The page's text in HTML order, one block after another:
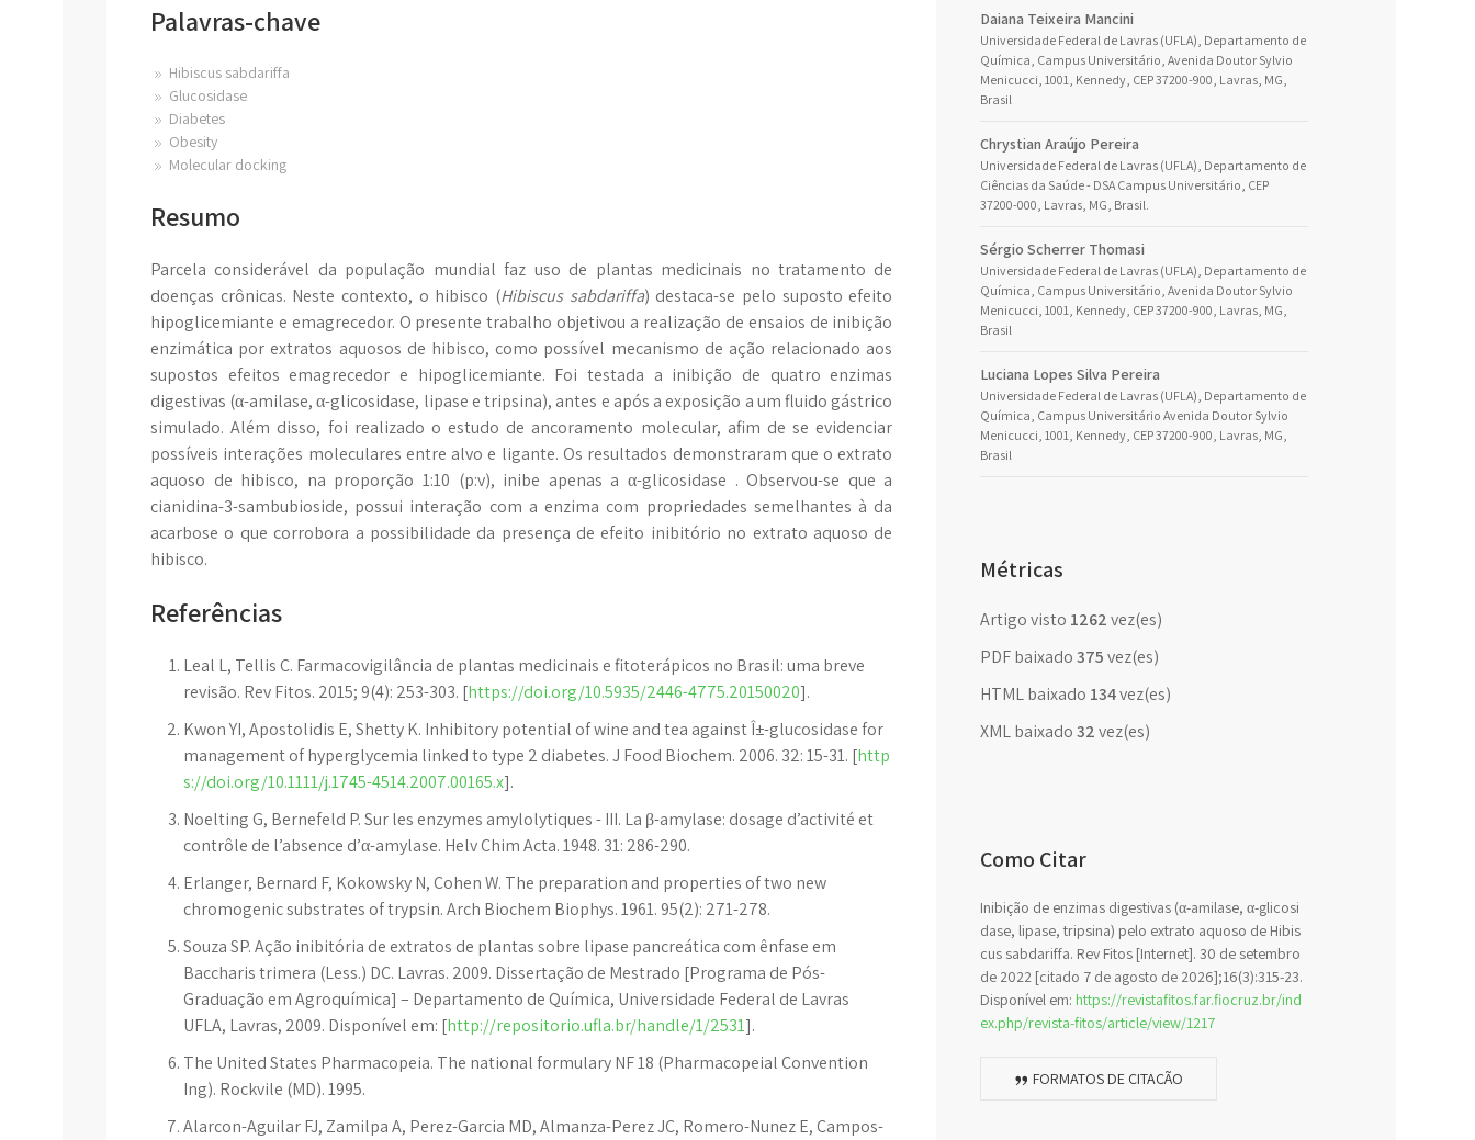
Palavras-chave
Hibiscus sabdariffa
Glucosidase
Diabetes
Obesity
Molecular docking
Resumo
Parcela considerável da população mundial faz uso de plantas medicinais no tratamento de
doenças crônicas. Neste contexto, o hibisco (Hibiscus sabdariffa) destaca-se pelo suposto efeito
hipoglicemiante e emagrecedor. O presente trabalho objetivou a realização de ensaios de inibição
enzimática por extratos aquosos de hibisco, como possível mecanismo de ação relacionado aos
supostos efeitos emagrecedor e hipoglicemiante. Foi testada a inibição de quatro enzimas
digestivas (α-amilase, α-glicosidase, lipase e tripsina), antes e após a exposição a um fluido gástrico
simulado. Além disso, foi realizado o estudo de ancoramento molecular, afim de se evidenciar
possíveis interações moleculares entre alvo e ligante. Os resultados demonstraram que o extrato
aquoso de hibisco, na proporção 1:10 (p:v), inibe apenas a α-glicosidase . Observou-se que a
cianidina-3-sambubioside, possui interação com a enzima com propriedades semelhantes à da
acarbose o que corrobora a possibilidade da presença de efeito inibitório no extrato aquoso de
hibisco.
Referências
Leal L, Tellis C. Farmacovigilância de plantas medicinais e fitoterápicos no Brasil: uma breve
revisão. Rev Fitos. 2015; 9(4): 253-303. [https://doi.org/10.5935/2446-4775.20150020].
Kwon YI, Apostolidis E, Shetty K. Inhibitory potential of wine and tea against Î±-glucosidase for
management of hyperglycemia linked to type 2 diabetes. J Food Biochem. 2006. 32: 15-31. [http
s://doi.org/10.1111/j.1745-4514.2007.00165.x].
Noelting G, Bernefeld P. Sur les enzymes amylolytiques - III. La β-amylase: dosage d’activité et
contrôle de l’absence d’α-amylase. Helv Chim Acta. 1948. 31: 286-290.
Erlanger, Bernard F, Kokowsky N, Cohen W. The preparation and properties of two new
chromogenic substrates of trypsin. Arch Biochem Biophys. 1961. 95(2): 271-278.
Souza SP. Ação inibitória de extratos de plantas sobre lipase pancreática com ênfase em
Baccharis trimera (Less.) DC. Lavras. 2009. Dissertação de Mestrado [Programa de Pós-
Graduação em Agroquímica] – Departamento de Química, Universidade Federal de Lavras
UFLA, Lavras, 2009. Disponível em: [http://repositorio.ufla.br/handle/1/2531].
The United States Pharmacopeia. The national formulary NF 18 (Pharmacopeial Convention
Ing). Rockvile (MD). 1995.
Alarcon-Aguilar FJ, Zamilpa A, Perez-Garcia MD, Almanza-Perez JC, Romero-Nunez E, Campos-
Daiana Teixeira Mancini
Universidade Federal de Lavras (UFLA), Departamento de
Química, Campus Universitário, Avenida Doutor Sylvio
Menicucci, 1001, Kennedy, CEP 37200-900, Lavras, MG,
Brasil
Chrystian Araújo Pereira
Universidade Federal de Lavras (UFLA), Departamento de
Ciências da Saúde - DSA Campus Universitário, CEP
37200-000, Lavras, MG, Brasil.
Sérgio Scherrer Thomasi
Universidade Federal de Lavras (UFLA), Departamento de
Química, Campus Universitário, Avenida Doutor Sylvio
Menicucci, 1001, Kennedy, CEP 37200-900, Lavras, MG,
Brasil
Luciana Lopes Silva Pereira
Universidade Federal de Lavras (UFLA), Departamento de
Química, Campus Universitário Avenida Doutor Sylvio
Menicucci, 1001, Kennedy, CEP 37200-900, Lavras, MG,
Brasil
Métricas
Artigo visto 1262vez(es)
PDF baixado 375vez(es)
HTML baixado 134vez(es)
XML baixado 32vez(es)
Como Citar
Inibição de enzimas digestivas (α-amilase, α-glicosi
dase, lipase, tripsina) pelo extrato aquoso de Hibis
cus sabdariffa. Rev Fitos [Internet]. 30 de setembro
de 2022 [citado 7 de agosto de 2026];16(3):315-23.
Disponível em: https://revistafitos.far.fiocruz.br/ind
ex.php/revista-fitos/article/view/1217
FORMATOS DE CITAÇÃO